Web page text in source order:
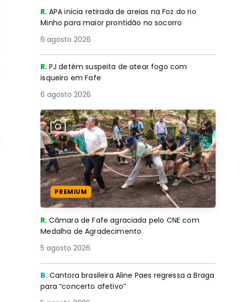
R. APA inicia retirada de areias na Foz do rio
Minho para maior prontidão no socorro
6 agosto 2026
R. PJ detém suspeita de atear fogo com
isqueiro em Fafe
6 agosto 2026
PREMIUM
R. Câmara de Fafe agraciada pelo CNE com
Medalha de Agradecimento
5 agosto 2026
B. Cantora brasileira Aline Paes regressa a Braga
para “concerto afetivo”